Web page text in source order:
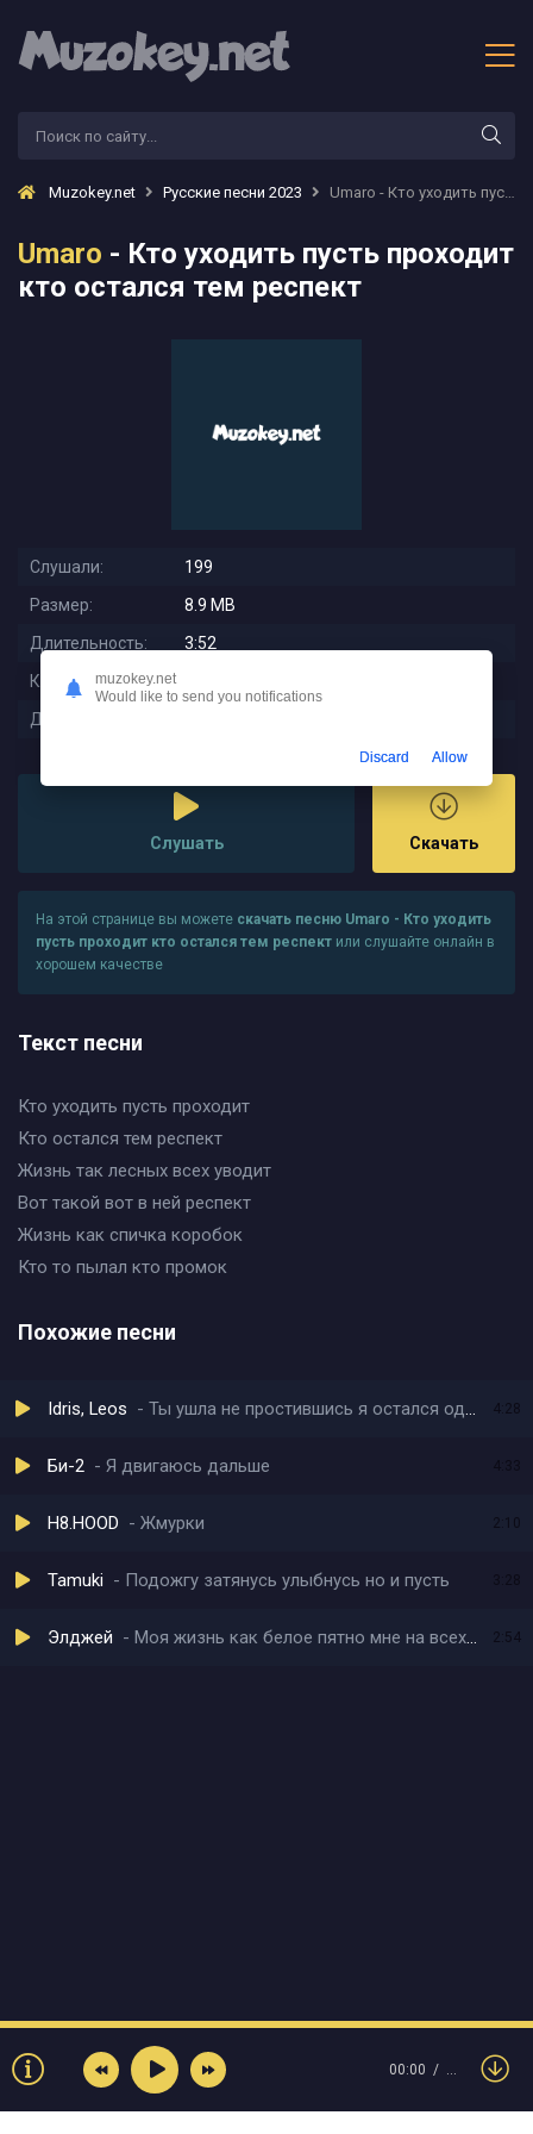
Muzokey.net Русские песни 2023 Umaro - Кто уходить пусть проходит кто остался тем респект
Umaro - Кто уходить пусть проходит
кто остался тем респект
Слушали:
199
Размер:
8.9 MB
Длительность:
3:52
Качество:
Дата релиза:
Слушать Скачать
На этой странице вы можете скачать песню Umaro - Кто уходить
пусть проходит кто остался тем респект или слушайте онлайн в
хорошем качестве
Текст песни
Кто уходить пусть проходит
Кто остался тем респект
Жизнь так лесных всех уводит
Вот такой вот в ней респект
Жизнь как спичка коробок
Кто то пылал кто промок
Похожие песни
Idris, Leos Ты ушла не простившись я остался один 4:28
Би-2 Я двигаюсь дальше
H8.HOOD Жмурки 2:10
Tamuki Подожгу затянусь улыбнусь но и пусть
Элджей Моя жизнь как белое пятно мне на всех всё равно 2:54
00:00 …
muzokey.net
Would like to send you notifications
Discard Allow